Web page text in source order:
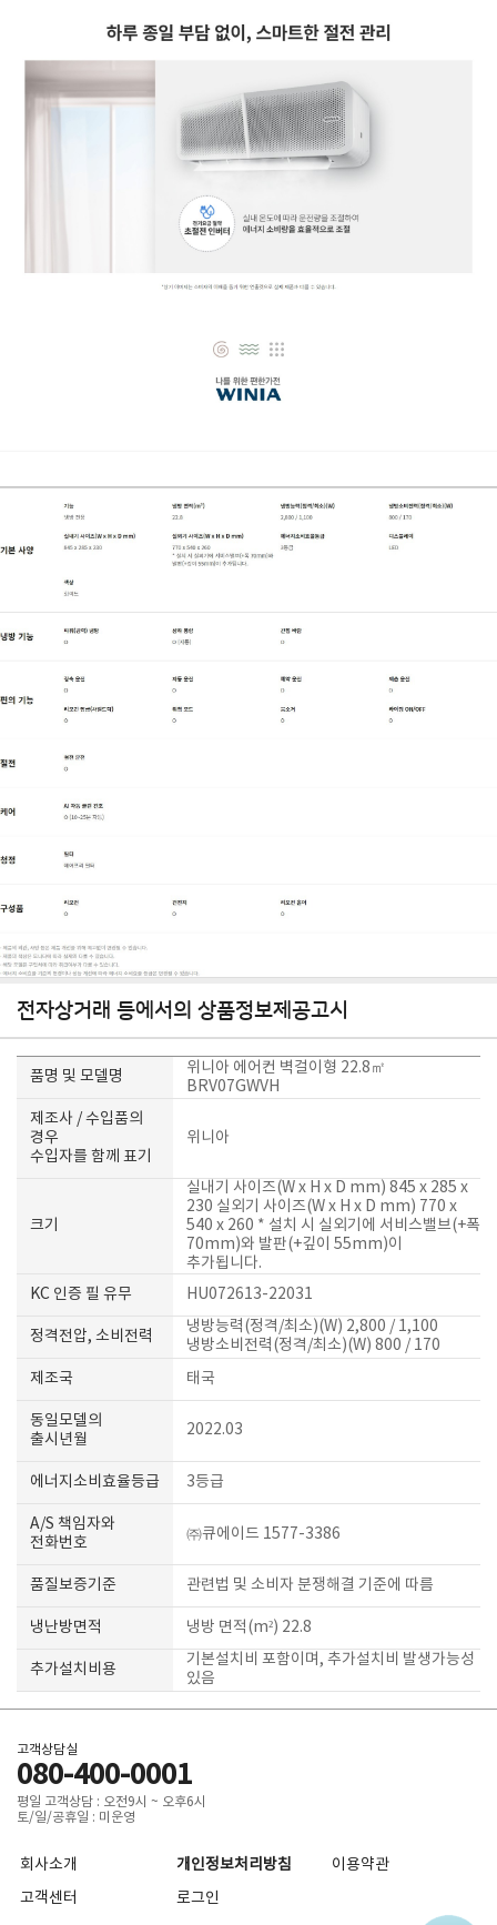
전자상거래 등에서의 상품정보제공고시
품명 및 모델명
위니아 에어컨 벽걸이형 22.8㎡
BRV07GWVH
제조사 / 수입품의
경우
수입자를 함께 표기
위니아
크기
실내기 사이즈(W x H x D mm) 845 x 285 x
230 실외기 사이즈(W x H x D mm) 770 x
540 x 260 * 설치 시 실외기에 서비스밸브(+폭
70mm)와 발판(+깊이 55mm)이
추가됩니다.
KC 인증 필 유무
HU072613-22031
정격전압, 소비전력
냉방능력(정격/최소)(W) 2,800 / 1,100
냉방소비전력(정격/최소)(W) 800 / 170
제조국
태국
동일모델의
출시년월
2022.03
에너지소비효율등급 3등급
A/S 책임자와
전화번호
㈜큐에이드 1577-3386
품질보증기준 관련법 및 소비자 분쟁해결 기준에 따름
냉난방면적 냉방 면적(m²) 22.8
추가설치비용
기본설치비 포함이며, 추가설치비 발생가능성
있음
고객상담실
080-400-0001
평일 고객상담 : 오전9시 ~ 오후6시
토/일/공휴일 : 미운영
회사소개 개인정보처리방침
이용약관
고객센터
로그인